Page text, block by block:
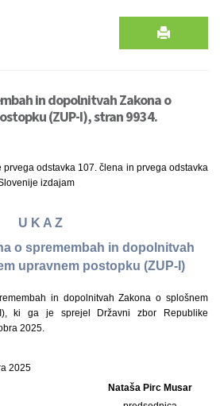
in dopolnitvah Zakona o
(ZUP-I), stran 9934.
odstavka 107. člena in prvega odstavka
izdajam
U K A Z
o spremembah in dopolnitvah
upravnem postopku (ZUP-I)
in dopolnitvah Zakona o splošnem
I), ki ga je sprejel Državni zbor Republike
2025.
2025
Nataša Pirc Musar